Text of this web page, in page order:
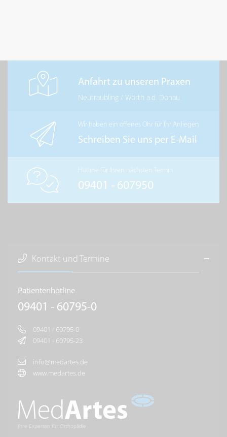
Anfahrt zu unseren Praxen
Neutraubling /Wörth a.d. Donau
Wir haben ein offenes Ohr für Ihr Anliegen
Schreiben Sie uns per E-Mail
Hotline für Ihren nächsten Termin
09401 - 607950
Kontakt und Termine
Patientenhotline
09401 - 60795-0
09401 - 60795-0
09401 - 60795-23
info@medartes.de
www.medartes.de
Ihre Experten für Orthopädie